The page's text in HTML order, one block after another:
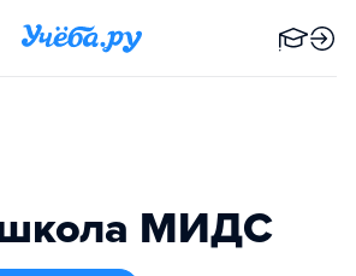
школа МИДС